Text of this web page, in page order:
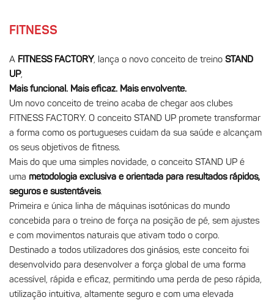
FITNESS
A FITNESS FACTORY, lança o novo conceito de treino STAND
UP,
Mais funcional. Mais eficaz. Mais envolvente.
Um novo conceito de treino acaba de chegar aos clubes
FITNESS FACTORY. O conceito STAND UP promete transformar
a forma como os portugueses cuidam da sua saúde e alcançam
os seus objetivos de fitness.
Mais do que uma simples novidade, o conceito STAND UP é
uma metodologia exclusiva e orientada para resultados rápidos,
seguros e sustentáveis.
Primeira e única linha de máquinas isotónicas do mundo
concebida para o treino de força na posição de pé, sem ajustes
e com movimentos naturais que ativam todo o corpo.
Destinado a todos utilizadores dos ginásios, este conceito foi
desenvolvido para desenvolver a força global de uma forma
acessível, rápida e eficaz, permitindo uma perda de peso rápida,
utilização intuitiva, altamente seguro e com uma elevada